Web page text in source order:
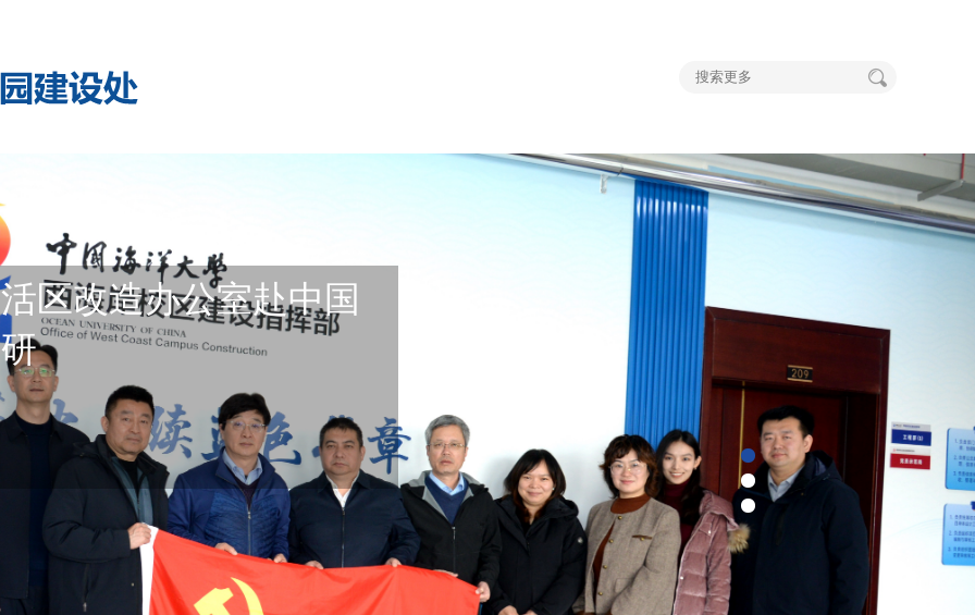
区改造办公室赴中国